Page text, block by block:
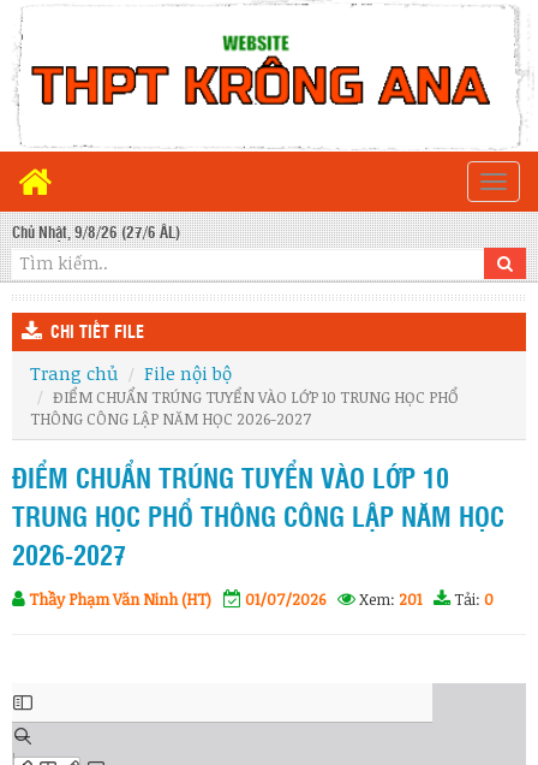
Chủ Nhật, 9/8/26 (27/6 ÂL)
CHI TIẾT FILE
Trang chủ File nội bộ
ĐIỂM CHUẨN TRÚNG TUYỂN VÀO LỚP 10 TRUNG HỌC PHỔ
THÔNG CÔNG LẬP NĂM HỌC 2026-2027
ĐIỂM CHUẨN TRÚNG TUYỂN VÀO LỚP 10
TRUNG HỌC PHỔ THÔNG CÔNG LẬP NĂM HỌC
2026-2027
Thầy Phạm Văn Ninh (HT) 01/07/2026 Xem: 201 Tải: 0